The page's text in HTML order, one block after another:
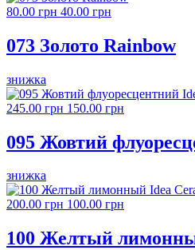
80.00 грн 40.00 грн
073 Золото Rainbow
знижка
245.00 грн 150.00 грн
095 Жовтий
знижка
200.00 грн 100.00 грн
100 Желтый